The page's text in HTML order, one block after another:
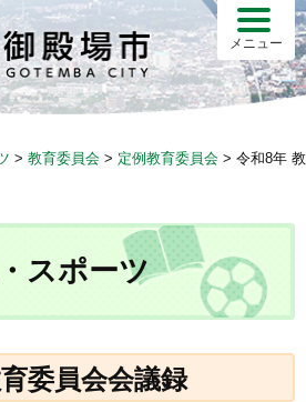
メニュー
> 教育委員会 > 定例教育委員会 > 令和8年 教
スポーツ
委員会会議録